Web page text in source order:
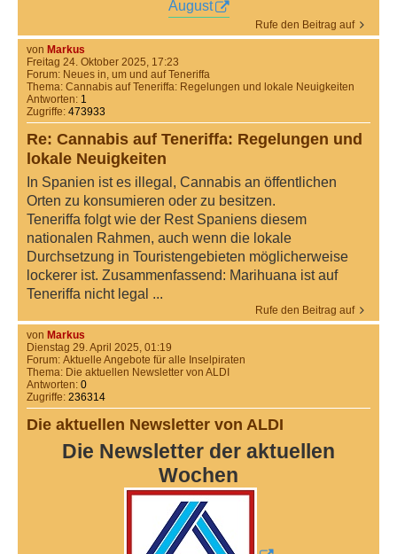
August
Rufe den Beitrag auf
von Markus
Freitag 24. Oktober 2025, 17:23
Forum: Neues in, um und auf Teneriffa
Thema: Cannabis auf Teneriffa: Regelungen und lokale Neuigkeiten
Antworten: 1
Zugriffe: 473933
Re: Cannabis auf Teneriffa: Regelungen und
lokale Neuigkeiten
In Spanien ist es illegal, Cannabis an öffentlichen
Orten zu konsumieren oder zu besitzen.
Teneriffa folgt wie der Rest Spaniens diesem
nationalen Rahmen, auch wenn die lokale
Durchsetzung in Touristengebieten möglicherweise
lockerer ist. Zusammenfassend: Marihuana ist auf
Teneriffa nicht legal ...
Rufe den Beitrag auf
von Markus
Dienstag 29. April 2025, 01:19
Forum: Aktuelle Angebote für alle Inselpiraten
Thema: Die aktuellen Newsletter von ALDI
Antworten: 0
Zugriffe: 236314
Die aktuellen Newsletter von ALDI
Die Newsletter der aktuellen
Wochen